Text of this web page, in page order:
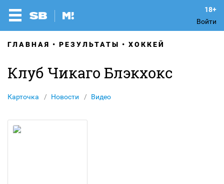
Войти
ГЛАВНАЯ РЕЗУЛЬТАТЫ ХОККЕЙ
Клуб Чикаго Блэкхокс
Карточка Новости Видео